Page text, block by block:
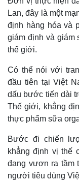
Lan, đây là một
định hàng hóa và
giám định và giám
thế giới.
Có thể nói với
đầu tiên tại Việt
dấu bước tiến dài
Thế giới, khẳng
thực phẩm sữa
Bước đi chiến
khẳng định vị thế
đang vươn ra tầm
người tiêu dùng